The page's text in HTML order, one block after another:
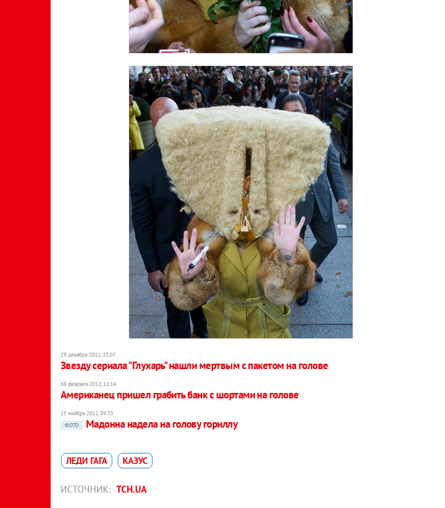
29 декабря 2011, 15:07
Звезду сериала "Глухарь" нашли мертвым с пакетом на голове
08 февраля 2012, 11:14
Американец пришел грабить банк с шортами на голове
15 ноября 2012, 09:33
ФОТО
Мадонна надела на голову гориллу
ЛЕДИ ГАГА КАЗУС
ИСТОЧНИК: ТСН.UA